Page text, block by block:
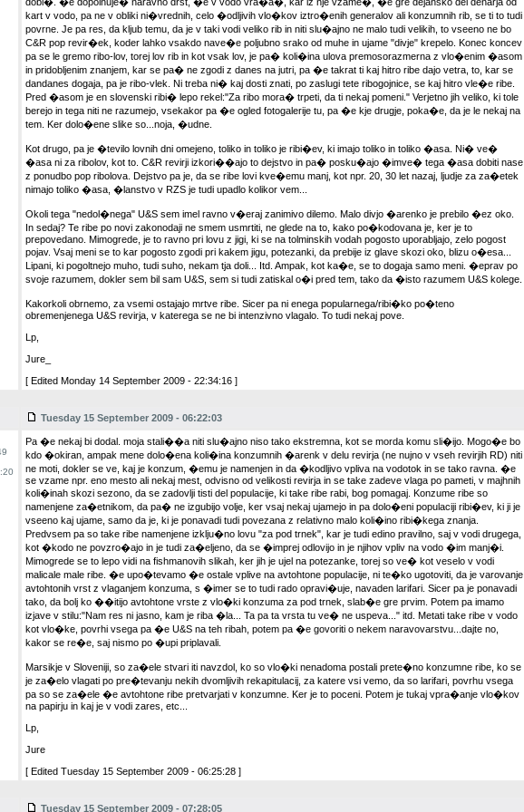
kart v vodo, pa ne v obliki ni�vrednih, celo �odljivih vlo�kov iztro�enih generalov ali konzumnih rib, se ti to tudi
povrne. Je pa res, da kljub temu, da je v taki vodi veliko rib in niti slu�ajno ne malo tudi velikih, to vseeno ne bo
C&R pop revir�ek, koder lahko vsakdo nave�e poljubno srako od muhe in ujame "divje" krepelo. Konec koncev
pa se le gremo ribo-lov, torej lov rib in kot vsak lov, je pa� koli�ina ulova premosorazmerna z vlo�enim �asom
in pridobljenim znanjem, kar se pa� ne zgodi z danes na jutri, pa �e takrat ti kaj hitro ribe dajo vetra, to, kar se
dandanes dogaja, pa je ribo-vlek. Ni treba ni� kaj dosti znati, po zaslugi tete ribogojnice, se kaj hitro vle�e ribe.
Pred �asom je en slovenski ribi� lepo rekel:"Za ribo mora� trpeti, da ti nekaj pomeni." Verjetno jih veliko, ki tole
berejo in tega niti ne razumejo, vsekakor pa �e ogled fotogalerije tu, pa �e kje drugje, poka�e, da je le nekaj na
tem. Ker dolo�ene slike so...noja, �udne.
Kot drugo, pa je �tevilo lovnih dni omejeno, toliko in toliko je ribi�ev, ki imajo toliko in toliko �asa. Ni� ve�
�asa ni za ribolov, kot to. C&R revirji izkori��ajo to dejstvo in pa� posku�ajo �imve� tega �asa dobiti nase
z ponudbo pop ribolova. Dejstvo pa je, da se ribe lovi kve�emu manj, kot npr. 20, 30 let nazaj, ljudje za za�etek
nimajo toliko �asa, �lanstvo v RZS je tudi upadlo kolikor vem...
Okoli tega "nedol�nega" U&S sem imel ravno v�eraj zanimivo dilemo. Malo divjo �arenko je prebilo �ez oko.
In sedaj? Te ribe po novi zakonodaji ne smem usmrtiti, ne glede na to, kako po�kodovana je, ker je to
prepovedano. Mimogrede, je to ravno pri lovu z jigi, ki se na tolminskih vodah pogosto uporabljajo, zelo pogost
pojav. Vsaj meni se to kar pogosto zgodi pri kakem jigu, potezanki, da prebije iz glave skozi oko, blizu o�esa...
Lipani, ki pogoltnejo muho, tudi suho, nekam tja doli... Itd. Ampak, kot ka�e, se to dogaja samo meni. �eprav po
svoje razumem, dokler sem bil sam U&S, sem si tudi zatiskal o�i pred tem, tako da �isto razumem U&S kolege.
Kakorkoli obrnemo, za vsemi ostajajo mrtve ribe. Sicer pa ni enega popularnega/ribi�ko po�teno
obremenjenega U&S revirja, v katerega se ne bi intenzivno vlagalo. To tudi nekaj pove.
Lp,
Jure_
[ Edited Monday 14 September 2009 - 22:34:16 ]
Tuesday 15 September 2009 - 06:22:03
Pa �e nekaj bi dodal. moja stali��a niti slu�ajno niso tako ekstremna, kot se morda komu sli�ijo. Mogo�e bo
kdo �okiran, ampak mene dolo�ena koli�ina konzumnih �arenk v delu revirja (ne nujno v vseh revirjih RD) niti
ne moti, dokler se ve, kaj je konzum, �emu je namenjen in da �kodljivo vpliva na vodotok in se tako ravna. �e
se vzame npr. eno mesto ali nekaj mest, odvisno od velikosti revirja in se take zadeve vlaga po pameti, v majhnih
koli�inah skozi sezono, da se zadovlji tisti del populacije, ki take ribe rabi, bog pomagaj. Konzume ribe so
namenjene za�etnikom, da pa� ne izgubijo volje, ker vsaj nekaj ujamejo in pa dolo�eni populaciji ribi�ev, ki ji je
vseeno kaj ujame, samo da je, ki je ponavadi tudi povezana z relativno malo koli�ino ribi�kega znanja.
Predvsem pa so take ribe namenjene izklju�no lovu "za pod trnek", kar je tudi edino pravilno, saj v vodi drugega,
kot �kodo ne povzro�ajo in je tudi za�eljeno, da se �imprej odlovijo in je njihov vpliv na vodo �im manj�i.
Mimogrede se to lepo vidi na fishmanovih slikah, ker jih je ujel na potezanke, torej so ve� kot veselo v vodi
malicale male ribe. �e upo�tevamo �e ostale vplive na avtohtone populacije, ni te�ko ugotoviti, da je varovanje
avtohtonih vrst z vlaganjem konzuma, s �imer se to tudi rado opravi�uje, navaden larifari. Sicer pa je ponavadi
tako, da bolj ko ��itijo avtohtone vrste z vlo�ki konzuma za pod trnek, slab�e gre prvim. Potem pa imamo
izjave v stilu:"Nam res ni jasno, kam je riba �la... Ta pa ta vrsta tu ve� ne uspeva..." itd. Metati take ribe v vodo
kot vlo�ke, povrhi vsega pa �e U&S na teh ribah, potem pa �e govoriti o nekem naravovarstvu...dajte no,
kakor se re�e, saj nismo po �upi priplavali.
Marsikje v Sloveniji, so za�ele stvari iti navzdol, ko so vlo�ki nenadoma postali prete�no konzumne ribe, ko se
je za�elo vlagati po pre�tevanju nekih dvomljivih rekapitulacij, za katere vsi vemo, da so larifari, povrhu vsega
pa so se za�ele �e avtohtone ribe pretvarjati v konzumne. Ker je to poceni. Potem je tukaj vpra�anje vlo�kov
na papirju in kaj je v vodi zares, etc...
Lp,
Jure
[ Edited Tuesday 15 September 2009 - 06:25:28 ]
Tuesday 15 September 2009 - 07:28:05